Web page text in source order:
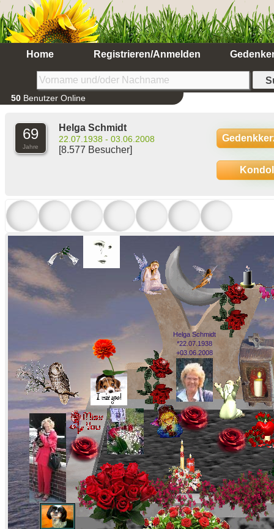
Home Registrieren/Anmelden
50 Benutzer Online
69
Jahre
Helga Schmidt
22.07.1938 - 03.06.2008
[8.577 Besucher]
Helga Schmidt
*22.07.1938
+03.06.2008